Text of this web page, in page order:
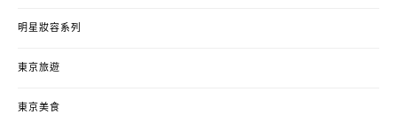
明星妝容系列
東京旅遊
東京美食